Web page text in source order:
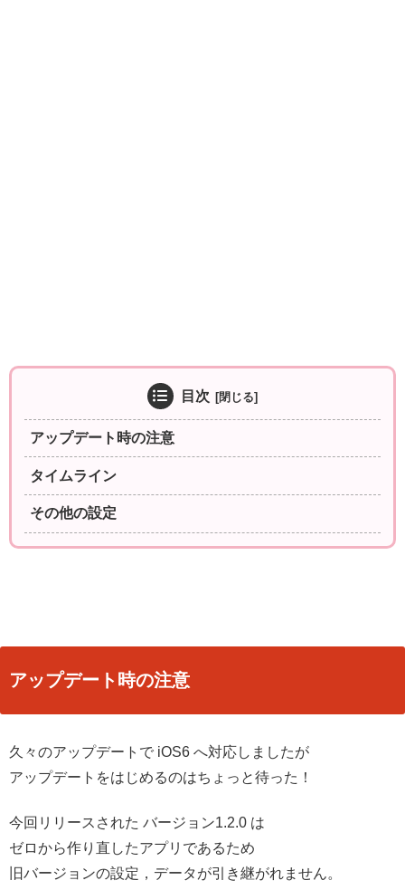
目次
アップデート時の注意
タイムライン
その他の設定
アップデート時の注意
久々のアップデートで iOS6 へ対応しましたが
アップデートをはじめるのはちょっと待った！
今回リリースされた バージョン1.2.0 は
ゼロから作り直したアプリであるため
旧バージョンの設定，データが引き継がれません。